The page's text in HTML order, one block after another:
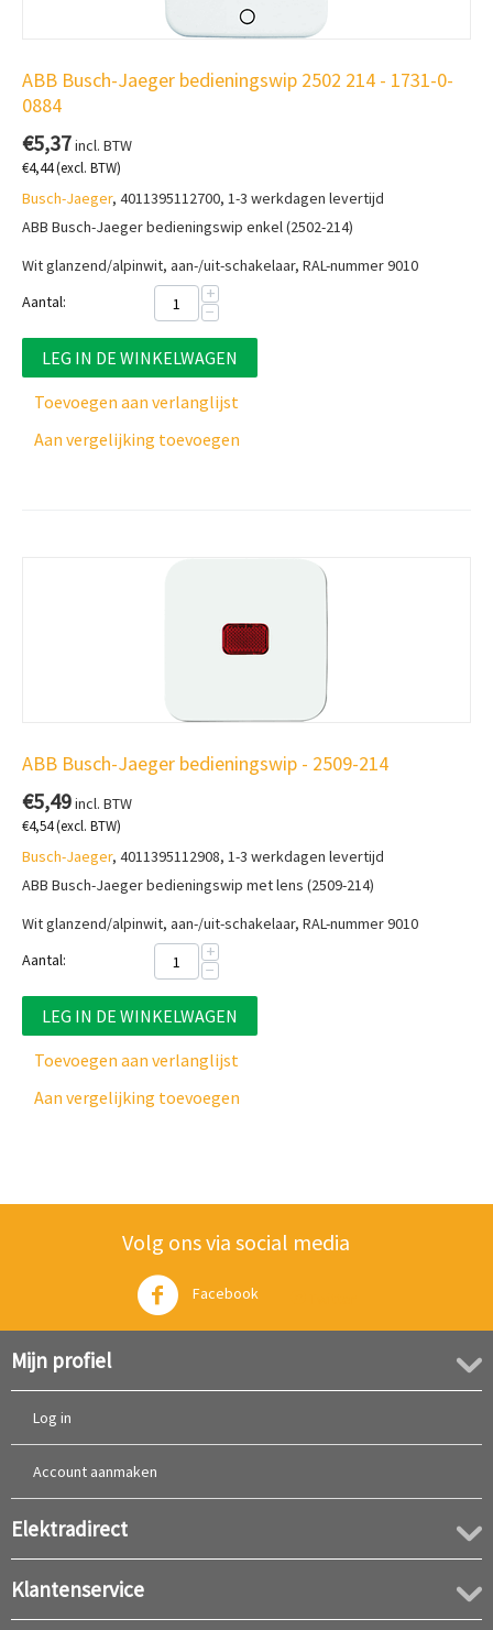
ABB Busch-Jaeger bedieningswip 2502 214 - 1731-0-
0884
€5,37incl. BTW
€4,44(excl. BTW)
Busch-Jaeger, 4011395112700, 1-3 werkdagen levertijd
ABB Busch-Jaeger bedieningswip enkel (2502-214)
Wit glanzend/alpinwit, aan-/uit-schakelaar, RAL-nummer 9010
Aantal:
+
−
LEG IN DE WINKELWAGEN
Toevoegen aan verlanglijst
Aan vergelijking toevoegen
ABB Busch-Jaeger bedieningswip - 2509-214
€5,49incl. BTW
€4,54(excl. BTW)
Busch-Jaeger, 4011395112908, 1-3 werkdagen levertijd
ABB Busch-Jaeger bedieningswip met lens (2509-214)
Wit glanzend/alpinwit, aan-/uit-schakelaar, RAL-nummer 9010
Aantal:
+
−
LEG IN DE WINKELWAGEN
Toevoegen aan verlanglijst
Aan vergelijking toevoegen
Volg ons via social media
Facebook
Mijn profiel
Log in
Account aanmaken
Elektradirect
Klantenservice